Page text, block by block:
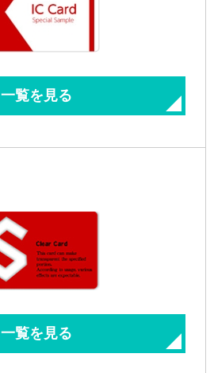
一覧を見る
一覧を見る